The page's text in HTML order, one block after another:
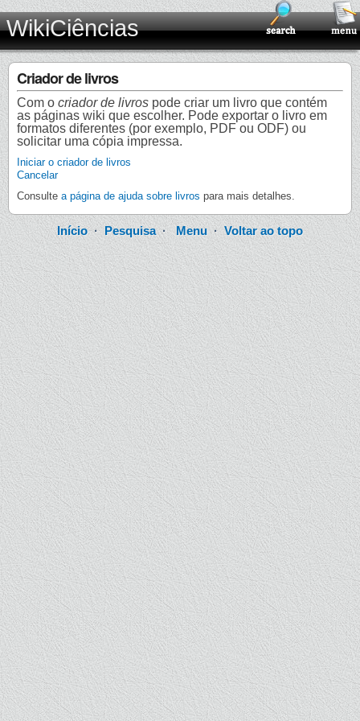
WikiCiências
Criador de livros
Com o criador de livros pode criar um livro que contém
as páginas wiki que escolher. Pode exportar o livro em
formatos diferentes (por exemplo, PDF ou ODF) ou
solicitar uma cópia impressa.
Iniciar o criador de livros
Cancelar
Consulte a página de ajuda sobre livros para mais detalhes.
Início· Pesquisa·Menu · Voltar ao topo